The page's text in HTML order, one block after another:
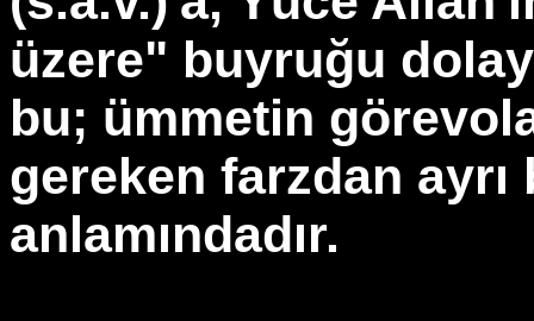
üzere" buyruğu
bu; ümmetin
gereken farzdan
anlamındadır.